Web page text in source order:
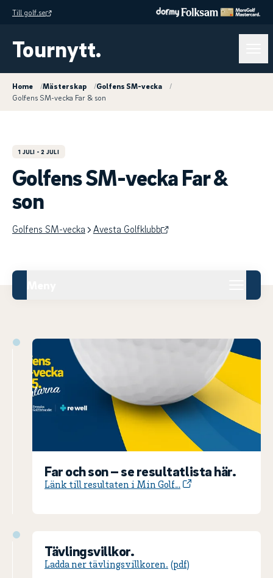
Till golf.se
Tournytt.
Home /Mästerskap /Golfens SM-vecka
/
Golfens SM-vecka Far & son
1 JULI - 2 JULI
Golfens SM-vecka Far &
son
Golfens SM-vecka Avesta Golfklubb
Far och son – se resultatlista här.
Länk till resultaten i Min Golf…
Tävlingsvillkor.
Ladda ner tävlingsvillkoren.